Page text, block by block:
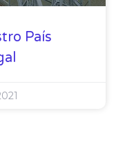
País